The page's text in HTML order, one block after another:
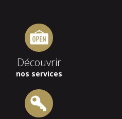
Découvrir
nos services